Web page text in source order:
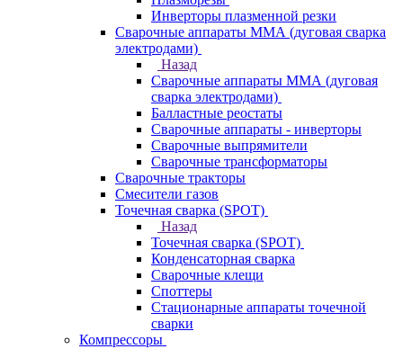
Инверторы плазменной резки
Сварочные аппараты ММА (дуговая сварка
электродами)
Назад
Сварочные аппараты ММА (дуговая
сварка электродами)
Балластные реостаты
Сварочные аппараты - инверторы
Сварочные выпрямители
Сварочные трансформаторы
Сварочные тракторы
Смесители газов
Точечная сварка (SPOT)
Назад
Точечная сварка (SPOT)
Конденсаторная сварка
Сварочные клещи
Споттеры
Стационарные аппараты точечной
сварки
Компрессоры